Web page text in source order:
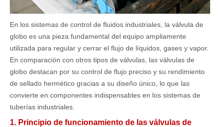
En los sistemas de control de fluidos industriales, la válvula de
globo es una pieza fundamental del equipo ampliamente
utilizada para regular y cerrar el flujo de líquidos, gases y vapor.
En comparación con otros tipos de válvulas, las válvulas de
globo destacan por su control de flujo preciso y su rendimiento
de sellado hermético gracias a su diseño único, lo que las
convierte en componentes indispensables en los sistemas de
tuberías industriales.
1. Principio de funcionamiento de las válvulas de